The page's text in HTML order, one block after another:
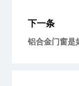
下一条
铝合金门窗是